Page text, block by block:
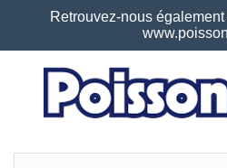
Retrouvez-nous